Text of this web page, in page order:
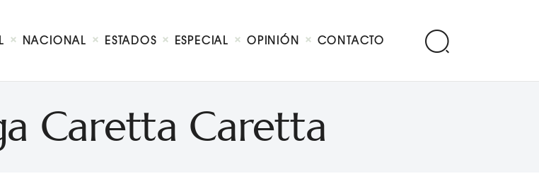
NACIONAL ESTADOS ESPECIAL OPINIÓN CONTACTO
Caretta Caretta
Nacional
Especial
Contacto